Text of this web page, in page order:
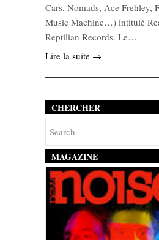
Cars, Nomads, Ace Frehley,
Music Machine…) intitulé
Reptilian Records. Le…
Lire la suite →
CHERCHER
MAGAZINE